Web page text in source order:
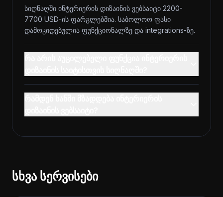
სიღნაღში ინტერიერის დიზაინის ვებსაიტი 2200-
7700 USD-ის ფარგლებშია. საბოლოო ფასი
დამოკიდებულია ფუნქციონალზე და integrations-ზე.
სხვა სერვისები